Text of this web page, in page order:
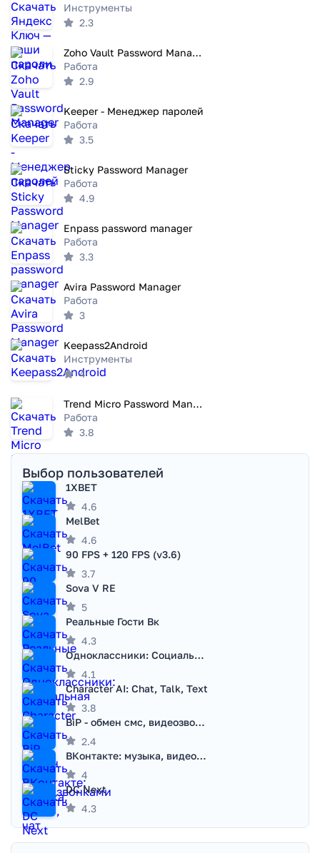
Инструменты
2.3
Zoho Vault Password Manager
Работа
2.9
Keeper - Менеджер паролей
Работа
3.5
Sticky Password Manager
Работа
4.9
Enpass password manager
Работа
3.3
Avira Password Manager
Работа
3
Keepass2Android
Инструменты
4
Trend Micro Password Manager
Работа
3.8
Выбор пользователей
1XBET
4.6
MelBet
4.6
90 FPS + 120 FPS (v3.6)
3.7
Sova V RE
5
Реальные Гости Вк
4.3
Одноклассники: Социальная сеть
4.1
Character AI: Chat, Talk, Text
3.8
BiP - обмен смс, видеозвонками
2.4
ВКонтакте: музыка, видео, чат
4
DC Next
4.3